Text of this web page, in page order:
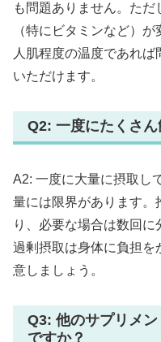
も問題ありません。た
（特にビタミンなど）
人肌程度の温度であれば
いただけます。
Q2: 一度にたくさ
A2: 一度に大量に摂取し
量には限界があります。
り、必要な場合は数回に
過剰摂取は身体に負担を
意しましょう。
Q3: 他のサプリメ
ですか？